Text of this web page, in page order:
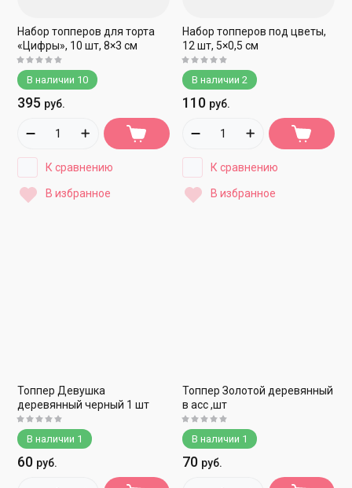
Набор топперов для торта
«Цифры», 10 шт, 8×3 см
В наличии 10
395 руб.
К сравнению
В избранное
Набор топперов под цветы,
12 шт, 5×0,5 см
В наличии 2
110 руб.
К сравнению
В избранное
Топпер Девушка
деревянный черный 1 шт
В наличии 1
60 руб.
Топпер Золотой деревянный
в асс ,шт
В наличии 1
70 руб.